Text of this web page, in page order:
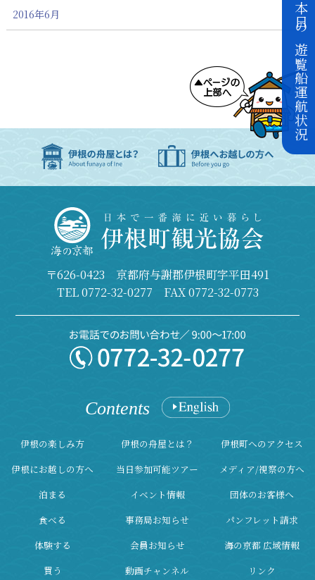
本日の遊覧船運航状況
2016年6月
〒626-0423 京都府与謝郡伊根町字平田491
TEL0772-32-0277 FAX 0772-32-0773
Contents
伊根の楽しみ方
伊根にお越しの方へ
泊まる
食べる
体験する
買う
伊根の舟屋とは？
当日参加可能ツアー
イベント情報
事務局お知らせ
会員お知らせ
動画チャンネル
伊根町へのアクセス
メディア/視察の方へ
団体のお客様へ
パンフレット請求
海の京都 広域情報
リンク